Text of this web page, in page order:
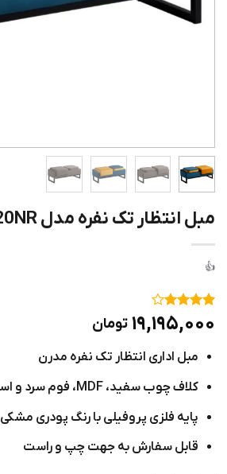
مبل انتظار تک نفره مدل P20NR
امتیاز
۴
از ۵
۱
مشتری
۱۹,۱۹۵,۰۰۰ تومان
مبل اداری انتظار تک نفره مدرن
کلاف چوب سفید، MDF، فوم سرد و اسفنج
پایه فلزی پروفیلی با رنگ پودری مشکی
قابل سفارش به جهت چپ و راست